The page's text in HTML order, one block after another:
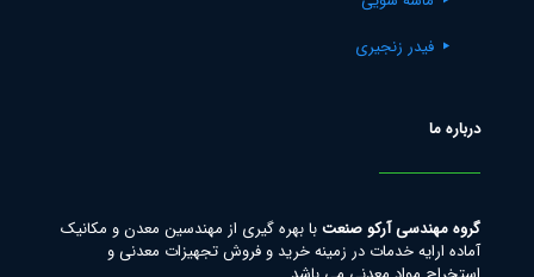
فیدر زنجیری
درباره ما
گروه مهندسی آرکو صنعتبا بهره گیری از مهندسین معدن و مکانیک
آماده ارایه خدمات در زمینه خرید و فروش تجهیزات معدنی و